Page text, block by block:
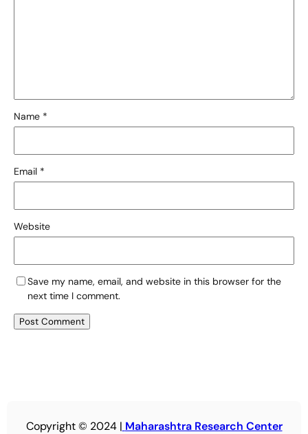
Name *
Email *
Website
Save my name, email, and website in this browser for the
next time I comment.
Copyright © 2024 | Maharashtra Research Center